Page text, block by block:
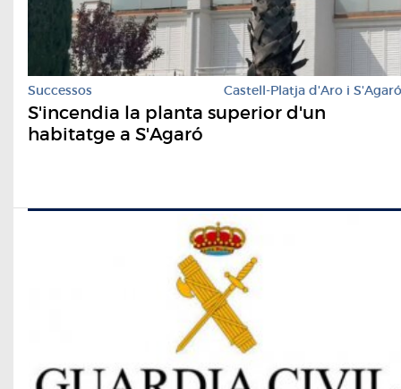
Successos Castell-Platja d'Aro i S'Agaró
S'incendia la planta superior d'un
habitatge a S'Agaró